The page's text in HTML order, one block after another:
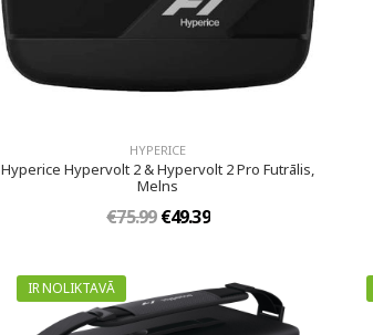
HYPERICE
Hyperice Hypervolt 2 & Hypervolt 2 Pro Futrālis,
Melns
€75.99€49.39
IR NOLIKTAVĀ